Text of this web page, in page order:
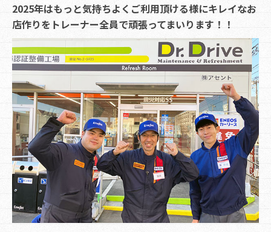
2025年はもっと気持ちよくご利用頂ける様にキレイなお
店作りをトレーナー全員で頑張ってまいります！！